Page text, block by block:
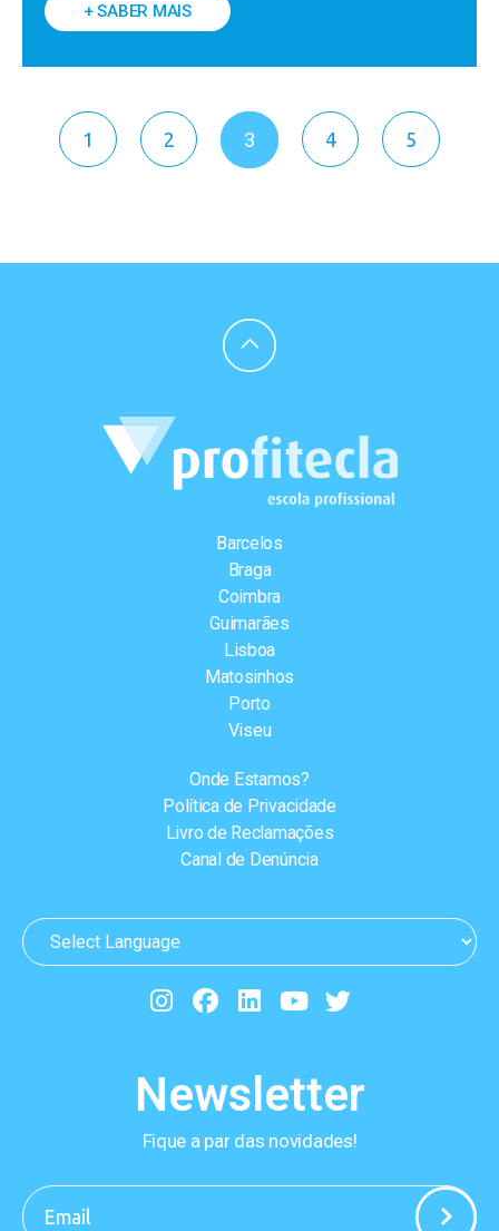
+ SABER MAIS
1 2 3 4 5
Barcelos
Braga
Coimbra
Guimarães
Lisboa
Matosinhos
Porto
Viseu
Onde Estamos?
Política de Privacidade
Livro de Reclamações
Canal de Denúncia
Newsletter
Fique a par das novidades!
-